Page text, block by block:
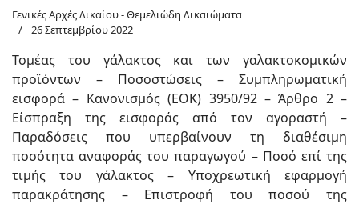
Γενικές Αρχές Δικαίου - Θεμελιώδη Δικαιώματα
26 Σεπτεμβρίου 2022
Τομέας του γάλακτος και των γαλακτοκομικών
προϊόντων – Ποσοστώσεις – Συμπληρωματική
εισφορά – Κανονισμός (ΕΟΚ) 3950/92 – Άρθρο 2 –
Είσπραξη της εισφοράς από τον αγοραστή –
Παραδόσεις που υπερβαίνουν τη διαθέσιμη
ποσότητα αναφοράς του παραγωγού – Ποσό επί της
τιμής του γάλακτος – Υποχρεωτική εφαρμογή
παρακράτησης – Επιστροφή του ποσού της